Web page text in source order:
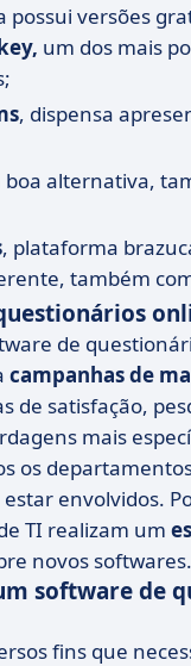
possui versões
um dos mais
, dispensa
boa alternativa,
, plataforma
também
de
campanhas de
de satisfação,
mais
os
envolvidos.
TI realizam um
novos softwares.
software de
fins que